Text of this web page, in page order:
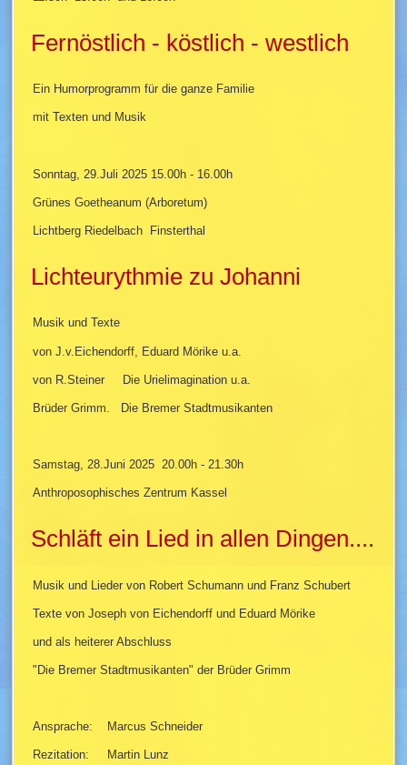
Fernöstlich - köstlich - westlich
Ein Humorprogramm für die ganze Familie
mit Texten und Musik
Sonntag, 29.Juli 2025 15.00h - 16.00h
Grünes Goetheanum (Arboretum)
Lichtberg Riedelbach Finsterthal
Lichteurythmie zu Johanni
Musik und Texte
von J.v.Eichendorff, Eduard Mörike u.a.
von R.Steiner Die Urielimagination u.a.
Brüder Grimm. Die Bremer Stadtmusikanten
Samstag, 28.Juni 2025 20.00h - 21.30h
Anthroposophisches Zentrum Kassel
Schläft ein Lied in allen Dingen....
Musik und Lieder von Robert Schumann und Franz Schubert
Texte von Joseph von Eichendorff und Eduard Mörike
und als heiterer Abschluss
"Die Bremer Stadtmusikanten" der Brüder Grimm
Ansprache: Marcus Schneider
Rezitation: Martin Lunz